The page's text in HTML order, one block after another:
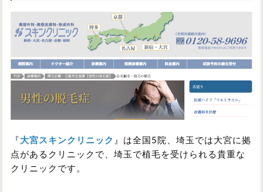
『 大宮スキンクリニック 』は全国5院、埼玉では大宮に拠
点があるクリニックで、埼玉で植毛を受けられる貴重な
クリニックです。